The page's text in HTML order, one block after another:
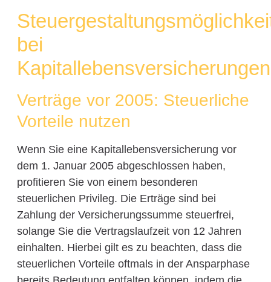
bei
Kapitallebensversicherungen
Verträge vor 2005: Steuerliche
Vorteile nutzen
Wenn Sie eine Kapitallebensversicherung vor
dem 1. Januar 2005 abgeschlossen haben,
profitieren Sie von einem besonderen
steuerlichen Privileg. Die Erträge sind bei
Zahlung der Versicherungssumme steuerfrei,
solange Sie die Vertragslaufzeit von 12 Jahren
einhalten. Hierbei gilt es zu beachten, dass die
steuerlichen Vorteile oftmals in der Ansparphase